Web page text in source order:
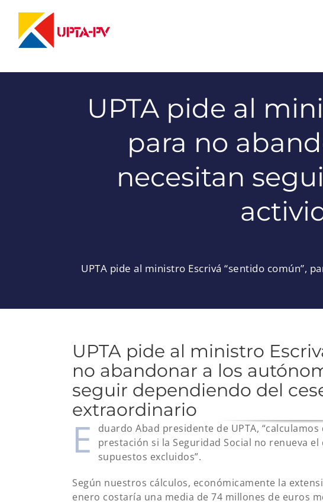
contenido
UPTA pide al
para no
necesitan
UPTA pide al ministro Escrivá “sentido común”,
UPTA pide al ministro
no abandonar a los
seguir dependiendo del
extraordinario
E
duardo Abad presidente de UPTA,
prestación si la Seguridad Social no renueva
supuestos excluidos”.
Según nuestros cálculos, económicamente la
enero costaría una media de 74 millones de euros